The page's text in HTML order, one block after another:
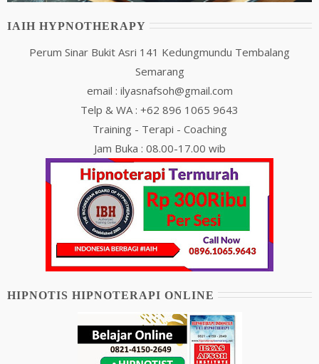
IAIH HYPNOTHERAPY
Perum Sinar Bukit Asri 141 Kedungmundu Tembalang
Semarang
email : ilyasnafsoh@gmail.com
Telp & WA : +62 896 1065 9643
Training - Terapi - Coaching
Jam Buka : 08.00-17.00 wib
HIPNOTIS HIPNOTERAPI ONLINE